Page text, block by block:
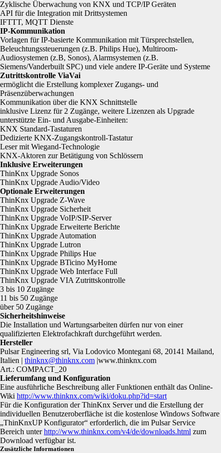
Zyklische Überwachung von KNX und TCP/IP Geräten
API für die Integration mit Drittsystemen
IFTTT, MQTT Dienste
IP-Kommunikation
Vorlagen für IP-basierte Kommunikation mit Türsprechstellen,
Beleuchtungssteuerungen (z.B. Philips Hue), Multiroom-
Audiosystemen (z.B, Sonos), Alarmsystemen (z.B.
Siemens/Vanderbuilt SPC) und viele andere IP-Geräte und Systeme
Zutrittskontrolle ViaVai
ermöglicht die Erstellung komplexer Zugangs- und
Präsenzüberwachungen
Kommunikation über die KNX Schnittstelle
inklusive Lizenz für 2 Zugänge, weitere Lizenzen als Upgrade
unterstützte Ein- und Ausgabe-Einheiten:
KNX Standard-Tastaturen
Dedizierte KNX-Zugangskontroll-Tastatur
Leser mit Wiegand-Technologie
KNX-Aktoren zur Betätigung von Schlössern
Inklusive Erweiterungen
ThinKnx Upgrade Sonos
ThinKnx Upgrade Audio/Video
Optionale Erweiterungen
ThinKnx Upgrade Z-Wave
ThinKnx Upgrade Sicherheit
ThinKnx Upgrade VoIP/SIP-Server
ThinKnx Upgrade Erweiterte Berichte
ThinKnx Upgrade Automation
ThinKnx Upgrade Lutron
ThinKnx Upgrade Philips Hue
ThinKnx Upgrade BTicino MyHome
ThinKnx Upgrade Web Interface Full
ThinKnx Upgrade VIA Zutrittskontrolle
3 bis 10 Zugänge
11 bis 50 Zugänge
über 50 Zugänge
Sicherheitshinweise
Die Installation und Wartungsarbeiten dürfen nur von einer
qualifizierten Elektrofachkraft durchgeführt werden.
Hersteller
Pulsar Engineering srl, Via Lodovico Montegani 68, 20141 Mailand,
Italien | thinknx@thinknx.com |www.thinknx.com
Art.: COMPACT_20
Lieferumfang und Konfiguration
Eine ausführliche Beschreibung aller Funktionen enthält das Online-
Wiki http://www.thinknx.com/wiki/doku.php?id=start
Für die Konfiguration der ThinKnx Server und die Erstellung der
individuellen Benutzeroberfläche ist die kostenlose Windows Software
„ThinKnxUP Konfigurator“ erforderlich, die im Pulsar Service
Bereich unterhttp://www.thinknx.com/v4/de/downloads.html zum
Download verfügbar ist.
Zusätzliche Informationen